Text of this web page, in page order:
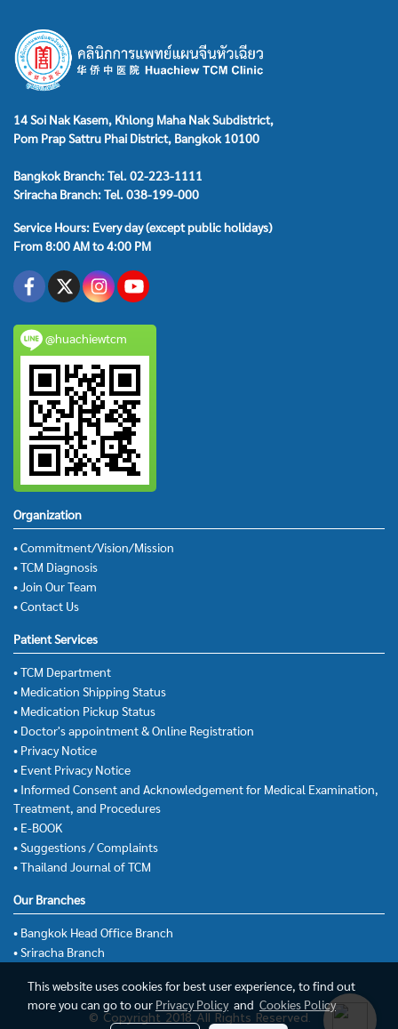
14 Soi Nak Kasem, Khlong Maha Nak Subdistrict,
Pom Prap Sattru Phai District, Bangkok 10100
Bangkok Branch: Tel. 02-223-1111
Sriracha Branch: Tel. 038-199-000
Service Hours: Every day (except public holidays)
From 8:00 AM to 4:00 PM
@huachiewtcm
Organization
• Commitment/Vision/Mission
• TCM Diagnosis
• Join Our Team
• Contact Us
Patient Services
• TCM Department
• Medication Shipping Status
• Medication Pickup Status
• Doctor's appointment & Online Registration
• Privacy Notice
• Event Privacy Notice
• Informed Consent and Acknowledgement for Medical Examination,
Treatment, and Procedures
• E-BOOK
• Suggestions / Complaints
• Thailand Journal of TCM
Our Branches
• Bangkok Head Office Branch
• Sriracha Branch
© Copyright 2018 All Rights Reserved.
This website uses cookies for best user experience, to find out
more you can go to our Privacy Policyand Cookies Policy